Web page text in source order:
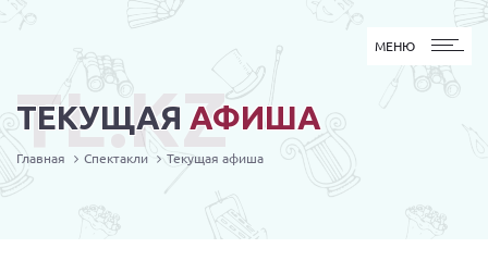
МЕНЮ
МЕНЮ
ТЕКУЩАЯ АФИША
TL.KZ
Главная Спектакли Текущая афиша